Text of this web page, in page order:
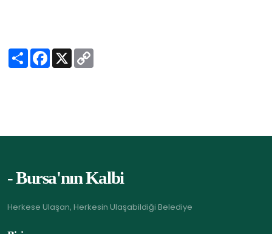
S
F
X
- Bursa'nın Kalbi
Herkese Ulaşan, Herkesin Ulaşabildiği Belediye